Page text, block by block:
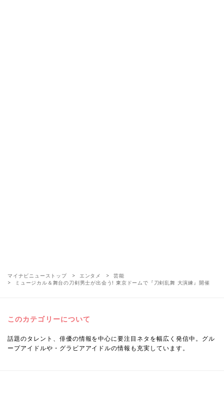
マイナビニューストップ エンタメ
芸能
ミュージカル＆舞台の刀剣男士が出会う! 東京ドームで『刀剣乱舞 大演練』開催
このカテゴリーについて
話題のタレント、俳優の情報を中心に要注目ネタを幅広く発信中。グル
ープアイドルや・グラビアアイドルの情報も充実しています。